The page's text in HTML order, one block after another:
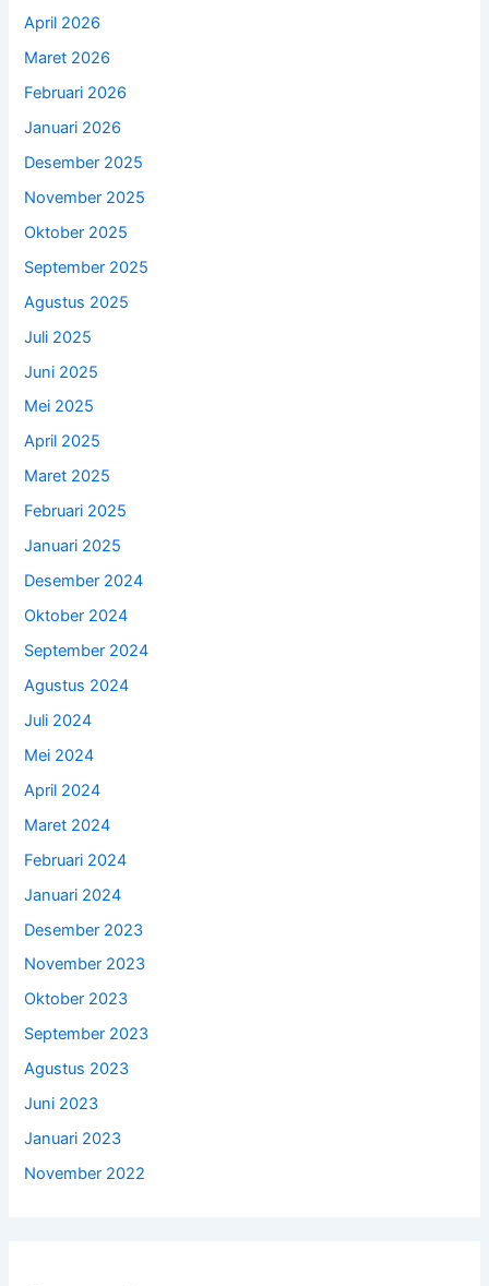
April 2026
Maret 2026
Februari 2026
Januari 2026
Desember 2025
November 2025
Oktober 2025
September 2025
Agustus 2025
Juli 2025
Juni 2025
Mei 2025
April 2025
Maret 2025
Februari 2025
Januari 2025
Desember 2024
Oktober 2024
September 2024
Agustus 2024
Juli 2024
Mei 2024
April 2024
Maret 2024
Februari 2024
Januari 2024
Desember 2023
November 2023
Oktober 2023
September 2023
Agustus 2023
Juni 2023
Januari 2023
November 2022